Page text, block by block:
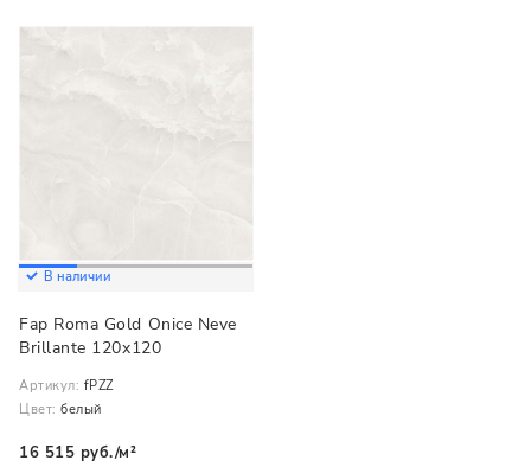
В наличии
Fap Roma Gold Onice Neve
Brillante 120x120
Артикул: fPZZ
Цвет: белый
16 515 руб./м²